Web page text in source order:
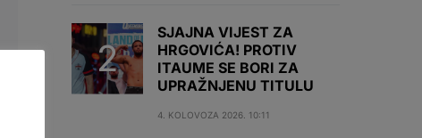
SJAJNA VIJEST ZA
HRGOVIĆA! PROTIV
ITAUME SE BORI ZA
UPRAŽNJENU TITULU
4. KOLOVOZA 2026. 10:11